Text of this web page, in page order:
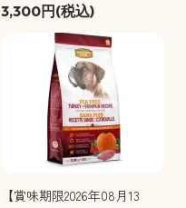
3,300円(税込)
【賞味期限2026年08月13